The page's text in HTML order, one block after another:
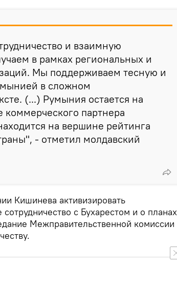
и взаимную
в рамках региональных и
Мы поддерживаем тесную и
в сложном
(...) Румыния остается на
коммерческого партнера
на вершине рейтинга
- отметил молдавский
Кишинева активизировать
с Бухарестом и о планах
Межправительственной комиссии